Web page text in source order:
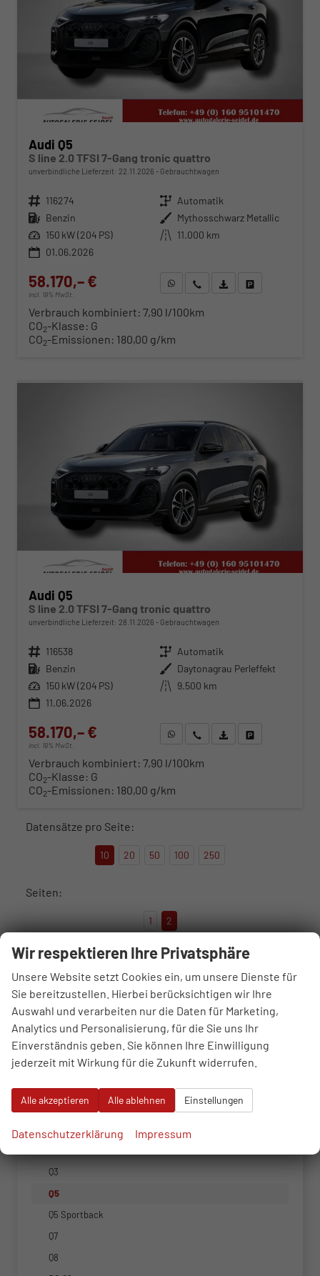
Audi Q5
S line 2.0 TFSI 7-Gang tronic quattro
unverbindliche Lieferzeit: 22.11.2026 Gebrauchtwagen
Fahrzeugnr. 116274 Getriebe Automatik
Kraftstoff Benzin Außenfarbe Mythosschwarz Metallic
Leistung 150 kW (204 PS) Kilometerstand 11.000 km
01.06.2026
58.170,– €
incl. 19% MwSt.
WhatsApp anfragen
Wir rufen Sie anFahrzeugexposé (PDF)
Verbrauch kombiniert: 7,90 l/100km
CO2-Klasse: G
CO2-Emissionen: 180,00 g/km
Audi Q5
S line 2.0 TFSI 7-Gang tronic quattro
unverbindliche Lieferzeit: 28.11.2026 Gebrauchtwagen
Fahrzeugnr. 116538 Getriebe Automatik
Kraftstoff Benzin Außenfarbe Daytonagrau Perleffekt
Leistung 150 kW (204 PS) Kilometerstand 9.500 km
11.06.2026
58.170,– €
incl. 19% MwSt.
WhatsApp anfragen
Wir rufen Sie anFahrzeugexposé (PDF)
Verbrauch kombiniert: 7,90 l/100km
CO2-Klasse: G
CO2-Emissionen: 180,00 g/km
Datensätze pro Seite:
10 20 50 100 250
Seiten:
1 2
Alfa Romeo
Audi
A1 Sportback
A3 Sportback
A5 Avant
A5 Sportback
Q3
Q5
Q5 Sportback
Q7
Q8
Wir respektieren Ihre Privatsphäre
Unsere Website setzt Cookies ein, um unsere Dienste für
Sie bereitzustellen. Hierbei berücksichtigen wir Ihre
Auswahl und verarbeiten nur die Daten für Marketing,
Analytics und Personalisierung, für die Sie uns Ihr
Einverständnis geben. Sie können Ihre Einwilligung
jederzeit mit Wirkung für die Zukunft widerrufen.
Alle akzeptieren Alle ablehnen Einstellungen
Datenschutzerklärung Impressum